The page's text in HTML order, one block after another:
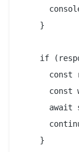
    }
if
const
const
await
    }